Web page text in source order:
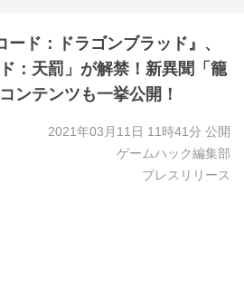
ド：ドラゴンブラッド』、
：天罰」が解禁！新異聞「籠
ンテンツも一挙公開！
2021年03月11日 11時41分 公開
ゲームハック編集部
プレスリリース